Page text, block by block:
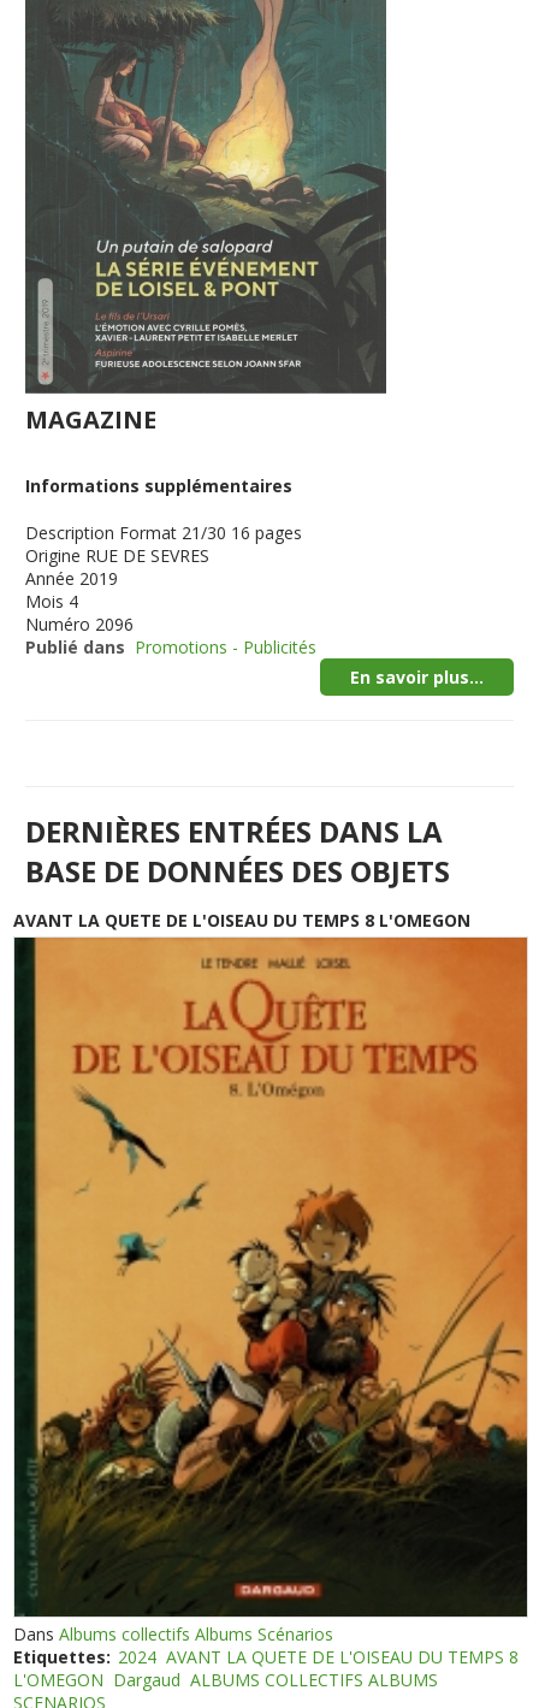
MAGAZINE
Informations supplémentaires
Description Format 21/30 16 pages
Origine RUE DE SEVRES
Année 2019
Mois 4
Numéro 2096
Publié dans Promotions - Publicités
En savoir plus...
DERNIÈRES ENTRÉES DANS LA
BASE DE DONNÉES DES OBJETS
AVANT LA QUETE DE L'OISEAU DU TEMPS 8 L'OMEGON
DansAlbums collectifs Albums Scénarios
Etiquettes: 2024 AVANT LA QUETE DE L'OISEAU DU TEMPS 8
L'OMEGON Dargaud ALBUMS COLLECTIFS ALBUMS
SCENARIOS